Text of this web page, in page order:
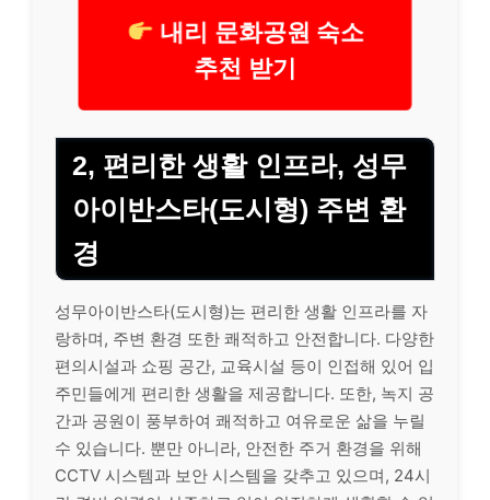
내리 문화공원 숙소
추천 받기
2, 편리한 생활 인프라, 성무
아이반스타(도시형) 주변 환
경
성무아이반스타(도시형)는 편리한 생활 인프라를 자
랑하며, 주변 환경 또한 쾌적하고 안전합니다. 다양한
편의시설과 쇼핑 공간, 교육시설 등이 인접해 있어 입
주민들에게 편리한 생활을 제공합니다. 또한, 녹지 공
간과 공원이 풍부하여 쾌적하고 여유로운 삶을 누릴
수 있습니다. 뿐만 아니라, 안전한 주거 환경을 위해
CCTV 시스템과 보안 시스템을 갖추고 있으며, 24시